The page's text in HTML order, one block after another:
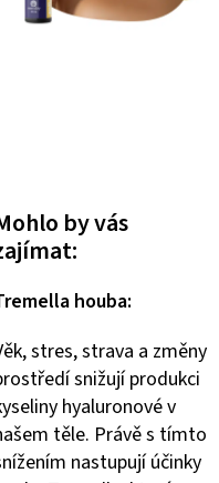
by vás
houba:
stres, strava a změny
snižují produkci
hyaluronové v
těle. Právě s tímto
nastupují účinky